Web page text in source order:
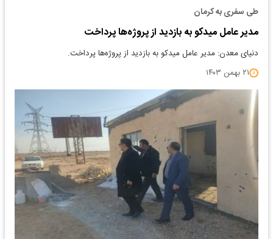
طی سفری به کرمان
مدیر عامل میدکو به بازدید از پروژه‌ها پرداخت
دنیای معدن: مدیر عامل میدکو به بازدید از پروژه‌ها پرداخت.
۲۱ بهمن ۱۴۰۳